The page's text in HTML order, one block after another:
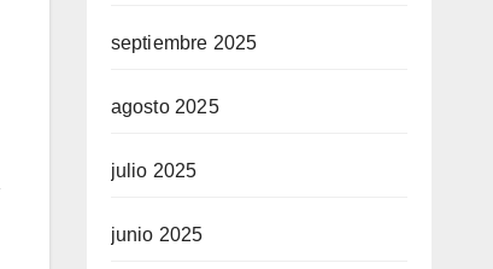
septiembre 2025
agosto 2025
julio 2025
junio 2025